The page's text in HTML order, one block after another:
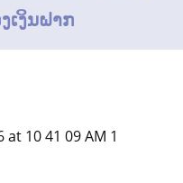
ງິນຝາກ